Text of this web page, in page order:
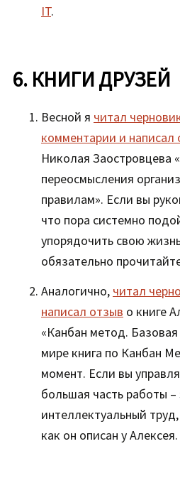
IT.
6. КНИГИ ДРУЗЕЙ
Весной я читал
комментарии и написал
Николая Заостровцева
переосмысления
правилам». Если вы
что пора системно
упорядочить свою
обязательно
Аналогично, читал
написал отзыв о книге
«Канбан метод.
мире книга по Канбан
момент. Если вы
большая часть работы –
интеллектуальный
как он описан у Алексея.